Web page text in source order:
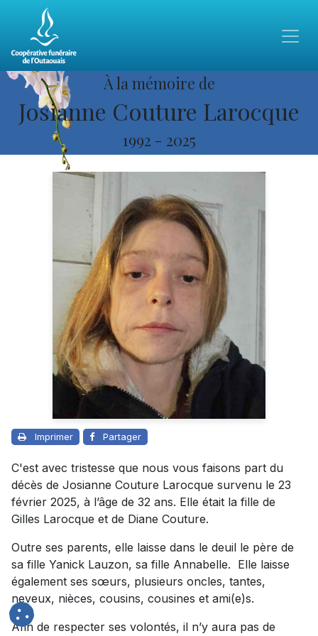
À la mémoire de
Josianne Couture Larocque
1992 - 2025
Imprimer Partager
C'est avec tristesse que nous vous faisons part du
décès de Josianne Couture Larocque survenu le 23
février 2025, à l’âge de 32 ans. Elle était la fille de
Gilles Larocque et de Diane Couture.
Outre ses parents, elle laisse dans le deuil le père de
sa fille Yanick Lauzon, sa fille Annabelle. Elle laisse
également ses sœurs, plusieurs oncles, tantes,
neveux, nièces, cousins, cousines et ami(e)s.
Afin de respecter ses volontés, il n’y aura pas de